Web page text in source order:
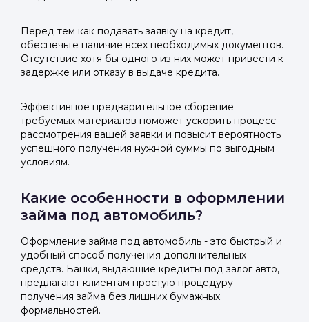
Перед тем как подавать заявку на кредит,
обеспечьте наличие всех необходимых документов.
Отсутствие хотя бы одного из них может привести к
задержке или отказу в выдаче кредита.
Эффективное предварительное сборение
требуемых материалов поможет ускорить процесс
рассмотрения вашей заявки и повысит вероятность
успешного получения нужной суммы по выгодным
условиям.
Какие особенности в оформлении
займа под автомобиль?
Оформление займа под автомобиль - это быстрый и
удобный способ получения дополнительных
средств. Банки, выдающие кредиты под залог авто,
предлагают клиентам простую процедуру
получения займа без лишних бумажных
формальностей.